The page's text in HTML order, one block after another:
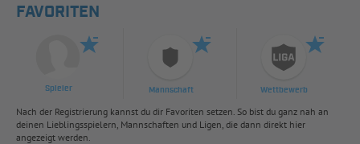
FAVORITEN
Spieler Mannschaft Wettbewerb
Nach der Registrierung kannst du dir Favoriten setzen. So bist du ganz nah an
deinen Lieblingsspielern, Mannschaften und Ligen, die dann direkt hier
angezeigt werden.